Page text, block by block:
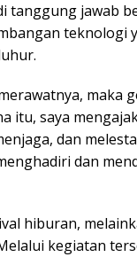
tanggung jawab
teknologi
maka
itu, saya
dan
dan
hiburan,
kegiatan